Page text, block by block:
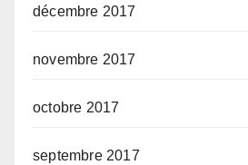
décembre 2017
novembre 2017
octobre 2017
septembre 2017